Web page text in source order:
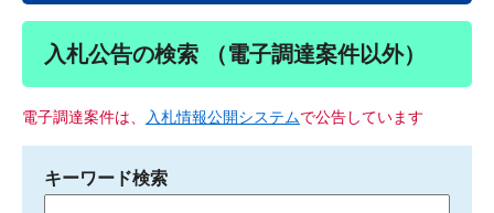
入札公告の検索 （電子調達案件以外）
電子調達案件は、 入札情報公開システムで公告しています
キーワード検索